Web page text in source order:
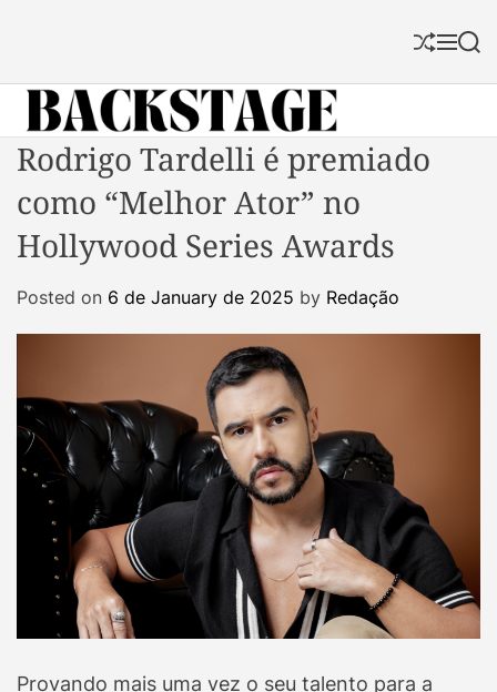
S
f
l
M S
c
B
a
c
k
s
t
M
a
g
Rodrigo Tardelli é premiado
como “Melhor Ator” no
Hollywood Series Awards
Posted on 6 de January de 2025 by Redação
Provando mais uma vez o seu talento para a